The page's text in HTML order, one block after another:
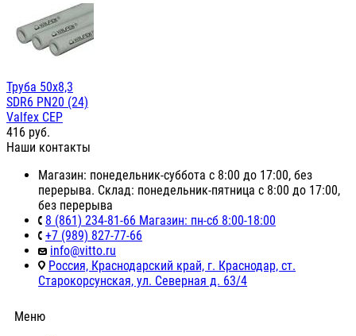
Труба 50х8,3
SDR6 PN20 (24)
Valfex СЕР
416 руб.
Наши контакты
Магазин: понедельник-суббота с 8:00 до 17:00, без
перерыва. Склад: понедельник-пятница с 8:00 до 17:00,
без перерыва
8 (861) 234-81-66 Магазин: пн-сб 8:00-18:00
+7 (989) 827-77-66
info@vitto.ru
Россия, Краснодарский край, г. Краснодар, ст.
Старокорсунская, ул. Северная д. 63/4
Меню